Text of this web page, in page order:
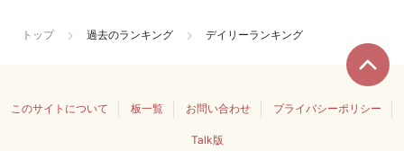
トップ 過去のランキング デイリーランキング
このサイトについて 板一覧 お問い合わせ プライバシーポリシー
Talk版